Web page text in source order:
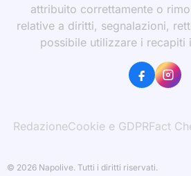
attribuito correttamente o
relative a diritti, segnalazioni,
possibile utilizzare i recapiti
RedazioneCookie e GDPRFact
© 2026 Napolive. Tutti i diritti riservati.